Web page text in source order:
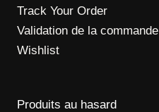
Track Your Order
Validation de la commande
Wishlist
Produits au hasard